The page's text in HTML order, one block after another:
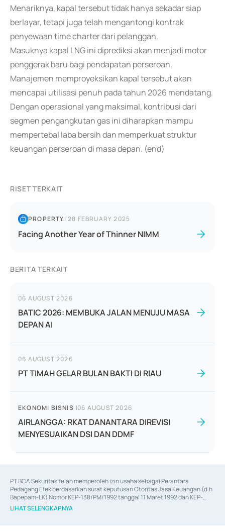
Menariknya, kapal tersebut tidak hanya sekadar siap
berlayar, tetapi juga telah mengantongi kontrak
penyewaan time charter dari pelanggan.
Masuknya kapal LNG ini diprediksi akan menjadi motor
penggerak baru bagi pendapatan perseroan.
Manajemen memproyeksikan kapal tersebut akan
mencapai utilisasi penuh pada tahun 2026 mendatang.
Dengan operasional yang maksimal, kontribusi dari
segmen pengangkutan gas ini diharapkan mampu
mempertebal laba bersih dan memperkuat struktur
keuangan perseroan di masa depan. (end)
RISET TERKAIT
PROPERTY|28 FEBRUARY 2025
Facing Another Year of Thinner NIMM
BERITA TERKAIT
06 AUGUST 2026
BATIC 2026: MEMBUKA JALAN MENUJU MASA
DEPAN AI
06 AUGUST 2026
PT TIMAH GELAR BULAN BAKTI DI RIAU
EKONOMI BISNIS |06 AUGUST 2026
AIRLANGGA: RKAT DANANTARA DIREVISI
MENYESUAIKAN DSI DAN DDMF
PT BCA Sekuritas telah memperoleh izin usaha sebagai Perantara
Pedagang Efek berdasarkan surat keputusan Otoritas Jasa Keuangan (d.h
Bapepam-LK) Nomor KEP-138/PM/1992 tanggal 11 Maret 1992 dan KEP-
06/D.04/2014 tanggal 28 Februari 2014, izin usaha sebagai Penjamin Emisi
Efek berdasarkan surat keputusan Otoritas Jasa Keuangan Nomor KEP-
LIHAT SELENGKAPNYA